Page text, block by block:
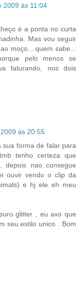
2009 às 11:04
é a ponta no curta
Mas vou seguir
moço... quem sabe...
pelo menos se
faturando, nos dois
às 20:55
sua forma de falar para
tenho certeza que
nao consegue
ouvir vendo o clip da
e hj ele eh meu
glitter , eu axo que
seu estilo unico . Bom